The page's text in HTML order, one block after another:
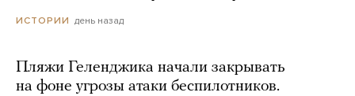
ИСТОРИИ день назад
Пляжи Геленджика начали закрывать
на фоне угрозы атаки беспилотников.